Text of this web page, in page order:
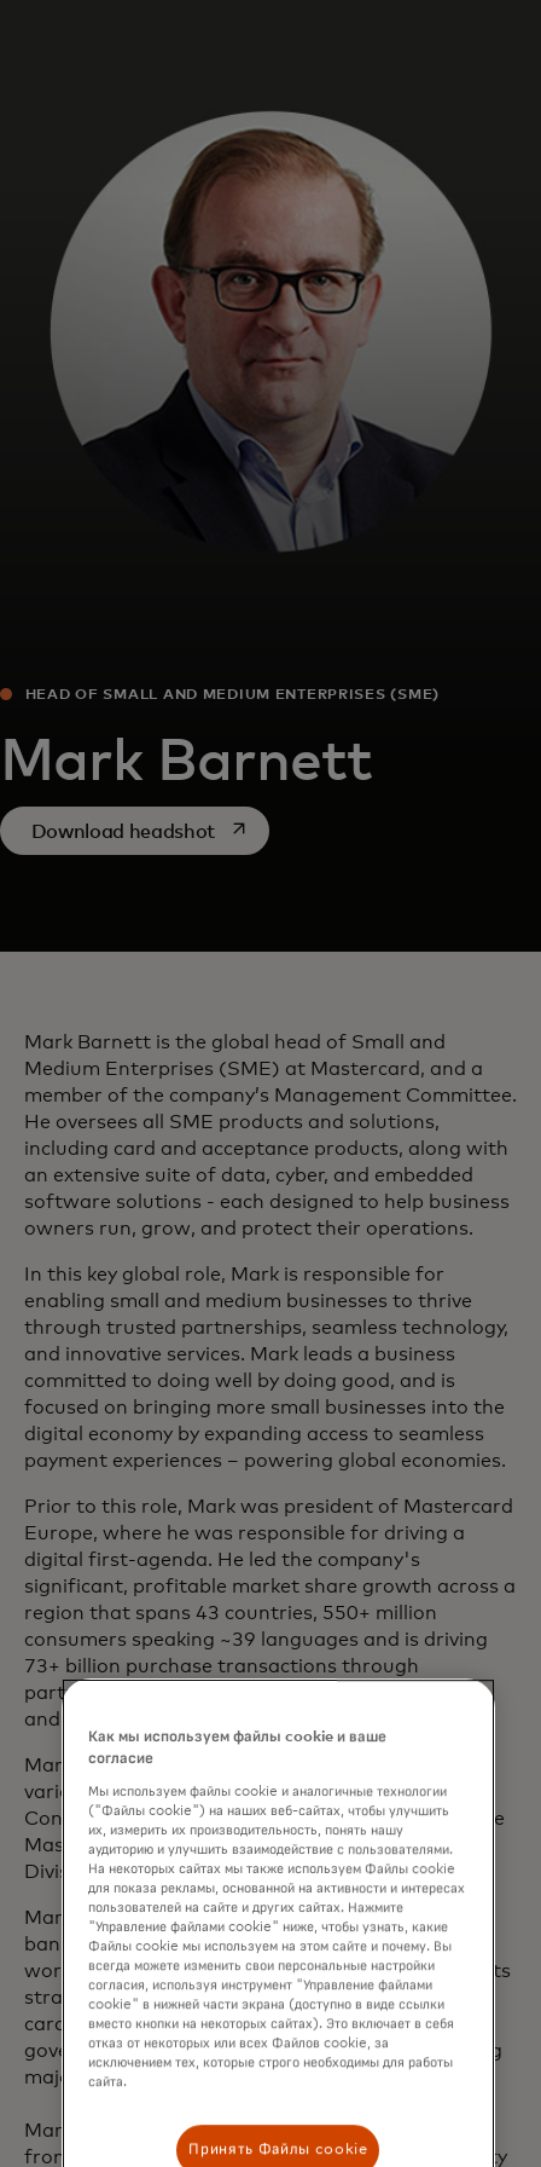
Для бизнеса
Для всего мира
Для новаторов
Новости и тренды
HEAD OF SMALL AND MEDIUM ENTERPRISES (SME)
Mark Barnett
Download headshotopens in a new tab
Mark Barnett is the global head of Small and
Medium Enterprises (SME) at Mastercard, and a
member of the company’s Management Committee.
He oversees all SME products and solutions,
including card and acceptance products, along with
an extensive suite of data, cyber, and embedded
software solutions - each designed to help business
owners run, grow, and protect their operations.
In this key global role, Mark is responsible for
enabling small and medium businesses to thrive
through trusted partnerships, seamless technology,
and innovative services. Mark leads a business
committed to doing well by doing good, and is
focused on bringing more small businesses into the
digital economy by expanding access to seamless
payment experiences – powering global economies.
Prior to this role, Mark was president of Mastercard
Europe, where he was responsible for driving a
digital first-agenda. He led the company's
significant, profitable market share growth across a
region that spans 43 countries, 550+ million
consumers speaking ~39 languages and is driving
73+ billion purchase transactions through
partnerships with retailers, financial institutions,
and businesses.
Mark joined Mastercard in 2003 and has held
various leadership roles, including leading Global
Consulting Services and serving as president of the
Mastercard U.K., Ireland, Nordics and Baltics
Division.
Mark has over 25 years of experience in the retail
banking and payments industry. Most of his client
work has been at board level - developing payments
strategy, designing product innovations, advising
card schemes and processors, supporting
government payment initiatives, and implementing
major transformation programs.
Mark has an Master of Business Administration
from Imperial College Business School at University
Как мы используем файлы cookie и ваше
согласие
Мы используем файлы cookie и аналогичные технологии
("Файлы cookie") на наших веб-сайтах, чтобы улучшить
их, измерить их производительность, понять нашу
аудиторию и улучшить взаимодействие с пользователями.
На некоторых сайтах мы также используем Файлы cookie
для показа рекламы, основанной на активности и интересах
пользователей на сайте и других сайтах. Нажмите
"Управление файлами cookie" ниже, чтобы узнать, какие
Файлы cookie мы используем на этом сайте и почему. Вы
всегда можете изменить свои персональные настройки
согласия, используя инструмент "Управление файлами
cookie" в нижней части экрана (доступно в виде ссылки
вместо кнопки на некоторых сайтах). Это включает в себя
отказ от некоторых или всех Файлов cookie, за
исключением тех, которые строго необходимы для работы
сайта.
Принять Файлы cookie